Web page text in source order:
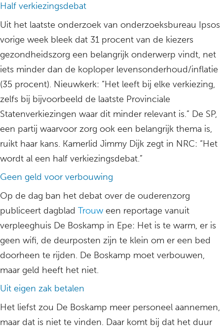
Half verkiezingsdebat
Uit het laatste onderzoek van onderzoeksbureau Ipsos
vorige week bleek dat 31 procent van de kiezers
gezondheidszorg een belangrijk onderwerp vindt, net
iets minder dan de koploper levensonderhoud/inflatie
(35 procent). Nieuwkerk: “Het leeft bij elke verkiezing,
zelfs bij bijvoorbeeld de laatste Provinciale
Statenverkiezingen waar dit minder relevant is.” De SP,
een partij waarvoor zorg ook een belangrijk thema is,
ruikt haar kans. Kamerlid Jimmy Dijk zegt in NRC: “Het
wordt al een half verkiezingsdebat.”
Geen geld voor verbouwing
Op de dag ban het debat over de ouderenzorg
publiceert dagblad Trouw een reportage vanuit
verpleeghuis De Boskamp in Epe: Het is te warm, er is
geen wifi, de deurposten zijn te klein om er een bed
doorheen te rijden. De Boskamp moet verbouwen,
maar geld heeft het niet.
Uit eigen zak betalen
Het liefst zou De Boskamp meer personeel aannemen,
maar dat is niet te vinden. Daar komt bij dat het duur